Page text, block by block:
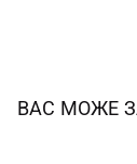
ВАС МОЖЕ